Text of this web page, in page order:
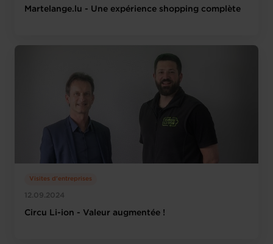
Martelange.lu - Une expérience shopping complète
12.09.2024
Visites d'entreprises
Circu Li-ion - Valeur augmentée !